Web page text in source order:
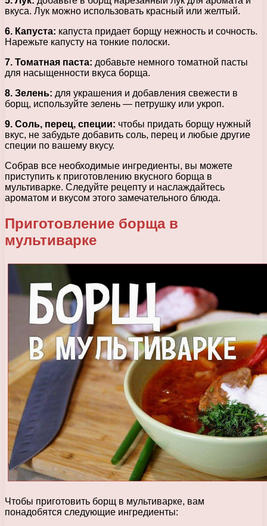
вкуса. Лук можно использовать красный или желтый.
6. Капуста: капуста придает борщу нежность и сочность.
Нарежьте капусту на тонкие полоски.
7. Томатная паста: добавьте немного томатной пасты
для насыщенности вкуса борща.
8. Зелень: для украшения и добавления свежести в
борщ, используйте зелень — петрушку или укроп.
9. Соль, перец, специи: чтобы придать борщу нужный
вкус, не забудьте добавить соль, перец и любые другие
специи по вашему вкусу.
Собрав все необходимые ингредиенты, вы можете
приступить к приготовлению вкусного борща в
мультиварке. Следуйте рецепту и наслаждайтесь
ароматом и вкусом этого замечательного блюда.
Приготовление борща в
мультиварке
Чтобы приготовить борщ в мультиварке, вам
понадобятся следующие ингредиенты: